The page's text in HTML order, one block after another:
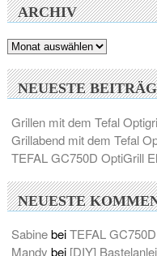
ARCHIV
Archiv
NEUESTE
Grillen mit dem Tefal
Grillabend mit dem Tefal
TEFAL GC750D OptiGrill
NEUESTE
SabinebeiTEFAL
Mandy bei [DIY]